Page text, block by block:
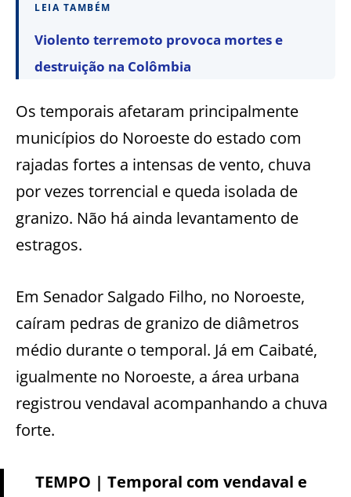
LEIA TAMBÉM
Violento terremoto provoca mortes e
destruição na Colômbia
Os temporais afetaram principalmente
municípios do Noroeste do estado com
rajadas fortes a intensas de vento, chuva
por vezes torrencial e queda isolada de
granizo. Não há ainda levantamento de
estragos.
Em Senador Salgado Filho, no Noroeste,
caíram pedras de granizo de diâmetros
médio durante o temporal. Já em Caibaté,
igualmente no Noroeste, a área urbana
registrou vendaval acompanhando a chuva
forte.
TEMPO | Temporal com vendaval e